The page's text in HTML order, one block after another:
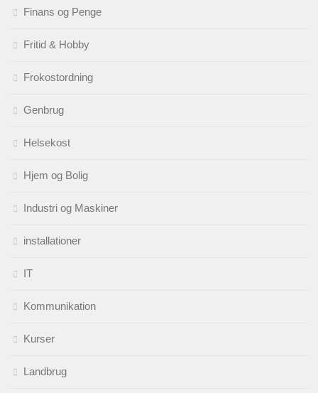
Finans og Penge
Fritid & Hobby
Frokostordning
Genbrug
Helsekost
Hjem og Bolig
Industri og Maskiner
installationer
IT
Kommunikation
Kurser
Landbrug